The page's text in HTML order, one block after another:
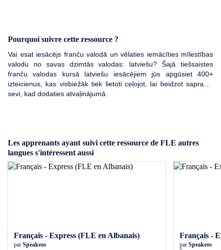
Pourquoi suivre cette ressource ?
Vai esat iesācējs franču valodā un vēlaties iemācīties mīlestības
valodu no savas dzimtās valodas: latviešu? Šajā tiešsaistes
franču valodas kursā latviešu iesācējiem jūs apgūsiet 400+
izteicienus, kas visbiežāk tiek lietoti ceļojot, lai beidzot saprastu
sevi, kad dodaties atvaļinājumā.
Les apprenants ayant suivi cette ressource de FLE autres
langues s'intéressent aussi
Français - Express (FLE en Albanais)
par Speakeos
Français -
par Speakeos